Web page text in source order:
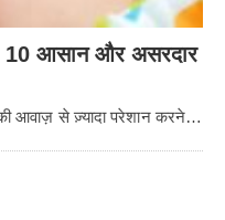
10 आसान और असरदार
आवाज़ से ज़्यादा परेशान करने…